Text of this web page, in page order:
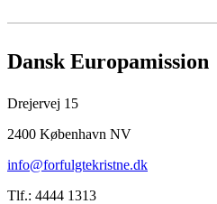
Dansk Europamission
Drejervej 15
2400 København NV
info@forfulgtekristne.dk
Tlf.: 4444 1313